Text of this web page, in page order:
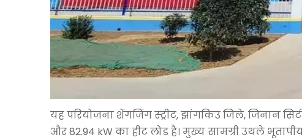
यह परियोजना शेंगजिंग स्ट्रीट, झांगकिउ जिले, जिनान
और 82.94 kW का हीट लोड है। मुख्य सामग्री उथले